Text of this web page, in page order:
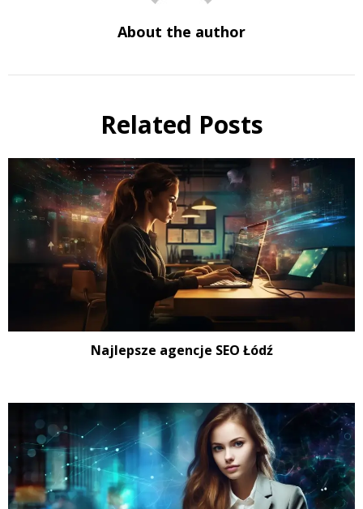
About the author
Related Posts
Najlepsze agencje SEO Łódź